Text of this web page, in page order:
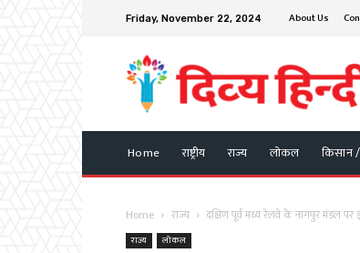
Friday, November 22, 2024 About Us
Home राष्ट्रीय राज्य लोकल किसान
Home राज्य दक्षिण पूर्व मध्य रेलवे के नागपुर मंडल पर
राज्य लोकल